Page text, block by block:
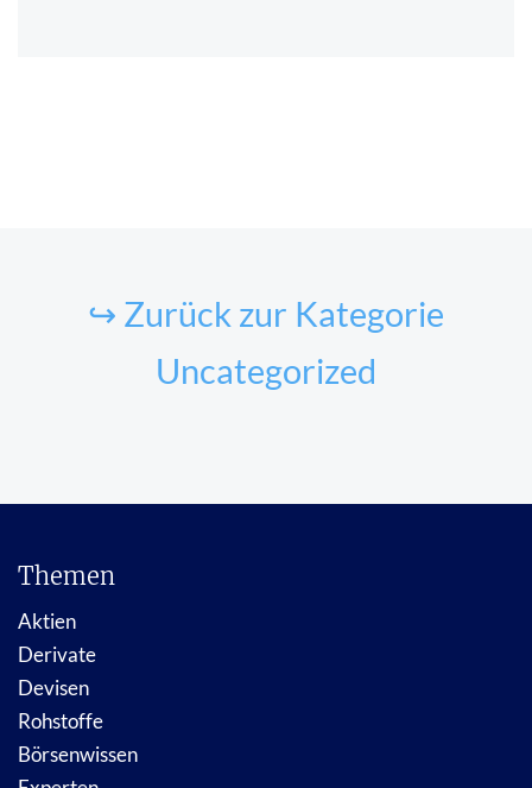
↪ Zurück zur Kategorie
Uncategorized
Themen
Aktien
Derivate
Devisen
Rohstoffe
Börsenwissen